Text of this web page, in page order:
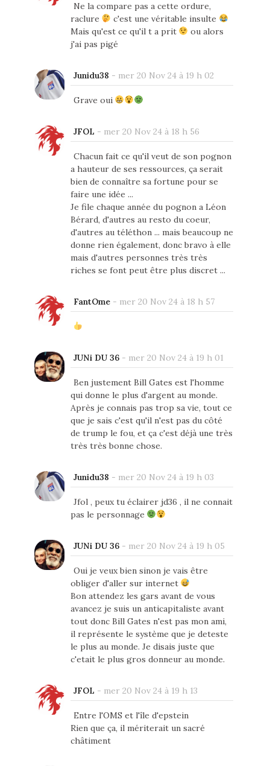
Ne la compare pas a cette ordure,
raclure
c'est une véritable insulte
Mais qu'est ce qu'il t a prit
ou alors
j'ai pas pigé
Junidu38 - mer 20 Nov 24 à 19 h 02
Grave oui
JFOL - mer 20 Nov 24 à 18 h 56
Chacun fait ce qu'il veut de son pognon
a hauteur de ses ressources, ça serait
bien de connaître sa fortune pour se
faire une idée ...
Je file chaque année du pognon a Léon
Bérard, d'autres au resto du coeur,
d'autres au téléthon ... mais beaucoup ne
donne rien également, donc bravo à elle
mais d'autres personnes très très
riches se font peut être plus discret ...
FantOme- mer 20 Nov 24 à 18 h 57
JUNi DU 36- mer 20 Nov 24 à 19 h 01
Ben justement Bill Gates est l'homme
qui donne le plus d'argent au monde.
Après je connais pas trop sa vie, tout ce
que je sais c'est qu'il n'est pas du côté
de trump le fou, et ça c'est déjà une très
très très bonne chose.
Junidu38 - mer 20 Nov 24 à 19 h 03
Jfol , peux tu éclairer jd36 , il ne connait
pas le personnage
JUNi DU 36- mer 20 Nov 24 à 19 h 05
Oui je veux bien sinon je vais être
obliger d'aller sur internet
Bon attendez les gars avant de vous
avancez je suis un anticapitaliste avant
tout donc Bill Gates n'est pas mon ami,
il représente le système que je deteste
le plus au monde. Je disais juste que
c'etait le plus gros donneur au monde.
JFOL - mer 20 Nov 24 à 19 h 13
Entre l'OMS et l'île d'epstein
Rien que ça, il mériterait un sacré
châtiment